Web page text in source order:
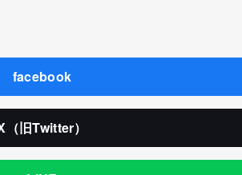
facebook
（旧Twitter）